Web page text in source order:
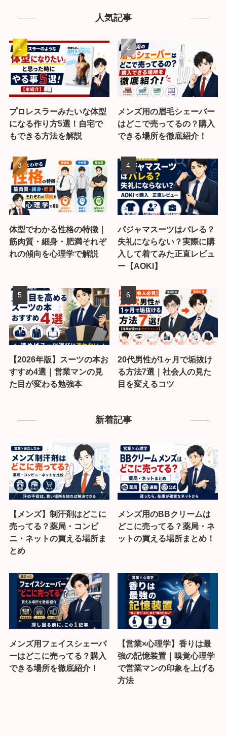
人気記事
プロレスラーみたいな体型
になる作り方5選！自宅で
もできる方法を解説
メンズ用の眉毛シェーバー
はどこで売ってるの？購入
できる場所を徹底紹介！
体型でわかる性格の特徴｜
筋肉質・細身・肥満それぞ
れの傾向を心理学で解説
パジャマスーツはバレる？
失礼にならない？実際に購
入して着てみた正直レビュ
ー【AOKI】
【2026年版】スーツの本お
すすめ4選｜営業マンの見
た目が変わる勉強本
20代男性が1ヶ月で垢抜け
る方法7選｜社会人の見た
目を変えるコツ
新着記事
【メンズ】制汗剤はどこに
売ってる？薬局・コンビ
ニ・ネットの買える場所ま
とめ
メンズ用のBBクリームは
どこに売ってる？薬局・ネ
ットの買える場所まとめ！
メンズ用フェイスシェーバ
ーはどこに売ってる？購入
できる場所を徹底紹介！
【営業×心理学】香りは最
強の記憶装置｜嗅覚心理学
で営業マンの印象を上げる
方法